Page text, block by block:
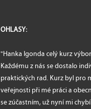
OHLASY:
"Hanka Igonda celý kurz
Každému z nás se dostalo
praktických rad. Kurz byl pro
veřejnosti při mé práci a
se zúčastním, už nyní mi